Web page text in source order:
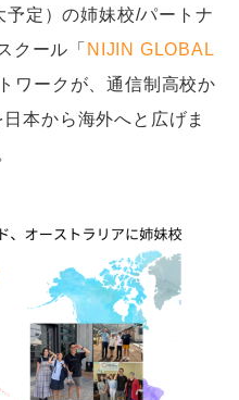
定）の姉妹校/パートナ
クール「 NIJIN GLOBAL
ワークが、通信制高校か
本から海外へと広げま